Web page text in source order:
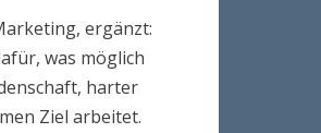
ergänzt:
was möglich
harter
Ziel arbeitet.